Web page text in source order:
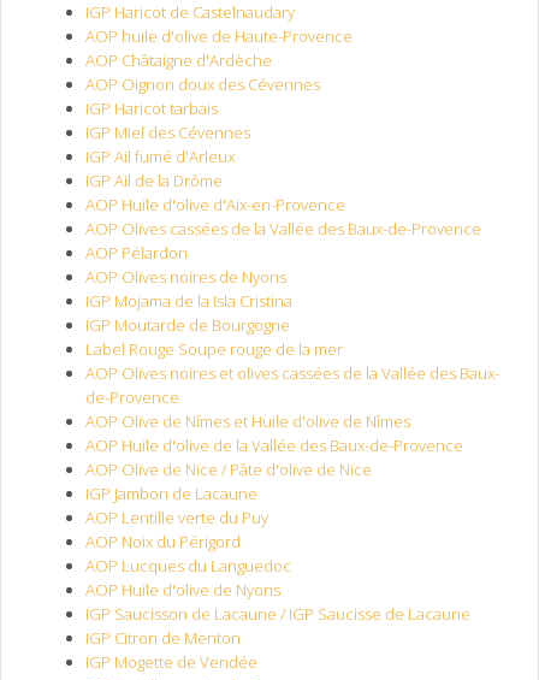
IGP Haricot de Castelnaudary
AOP huile d'olive de Haute-Provence
AOP Châtaigne d'Ardèche
AOP Oignon doux des Cévennes
IGP Haricot tarbais
IGP Miel des Cévennes
IGP Ail fumé d'Arleux
IGP Ail de la Drôme
AOP Huile d'olive d'Aix-en-Provence
AOP Olives cassées de la Vallée des Baux-de-Provence
AOP Pélardon
AOP Olives noires de Nyons
IGP Mojama de la Isla Cristina
IGP Moutarde de Bourgogne
Label Rouge Soupe rouge de la mer
AOP Olives noires et olives cassées de la Vallée des Baux-
de-Provence
AOP Olive de Nîmes et Huile d'olive de Nîmes
AOP Huile d'olive de la Vallée des Baux-de-Provence
AOP Olive de Nice / Pâte d'olive de Nice
IGP Jambon de Lacaune
AOP Lentille verte du Puy
AOP Noix du Périgord
AOP Lucques du Languedoc
AOP Huile d'olive de Nyons
IGP Saucisson de Lacaune / IGP Saucisse de Lacaune
IGP Citron de Menton
IGP Mogette de Vendée